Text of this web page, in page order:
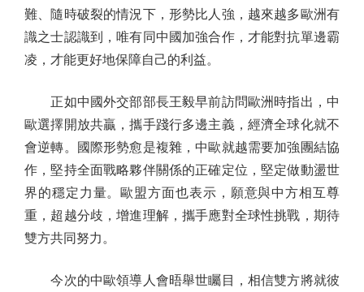
難、隨時破裂的情況下，形勢比人強，越來越多歐洲有
識之士認識到，唯有同中國加強合作，才能對抗單邊霸
凌，才能更好地保障自己的利益。
正如中國外交部部長王毅早前訪問歐洲時指出，中
歐選擇開放共贏，攜手踐行多邊主義，經濟全球化就不
會逆轉。國際形勢愈是複雜，中歐就越需要加強團結協
作，堅持全面戰略夥伴關係的正確定位，堅定做動盪世
界的穩定力量。歐盟方面也表示，願意與中方相互尊
重，超越分歧，增進理解，攜手應對全球性挑戰，期待
雙方共同努力。
今次的中歐領導人會晤舉世矚目，相信雙方將就彼